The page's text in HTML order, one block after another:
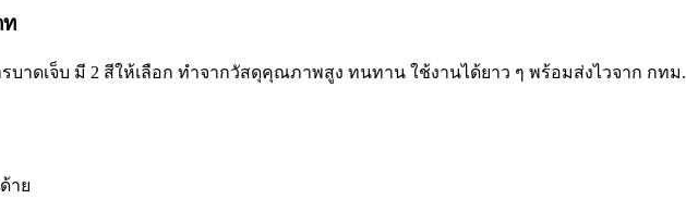
ท
ดเจ็บ มี 2 สีให้เลือก ทำจากวัสดุคุณภาพสูง ทนทาน ใช้งานได้ยาว ๆ พร้อมส่งไวจาก กทม.
าย